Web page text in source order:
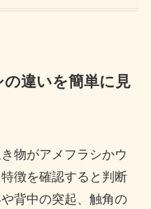
違いを簡単に見
物がアメフラシかウ
徴を確認すると判断
背中の突起、触角の